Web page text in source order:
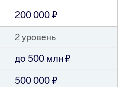
200 000
2 уровень
до 500 млн
500 000